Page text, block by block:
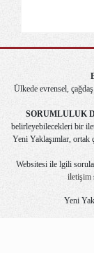
Ülkede evrensel,
SORUMLULUK
belirleyebilecekleri bir
Yeni Yaklaşımlar, ortak
Websitesi ile lgili
iletişim
Yeni